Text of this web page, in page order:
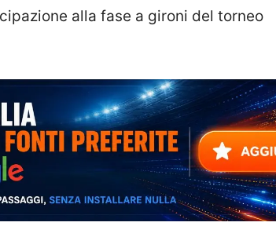
alla fase a gironi del torneo